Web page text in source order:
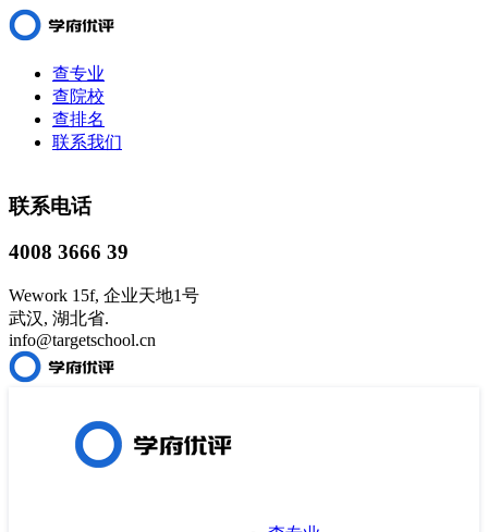
查专业
查院校
查排名
联系我们
联系电话
4008 3666 39
Wework 15f, 企业天地1号
武汉, 湖北省.
info@targetschool.cn